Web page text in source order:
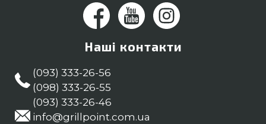
Наші контакти
(093) 333-26-56
(098) 333-26-55
(093) 333-26-46
info@grillpoint.com.ua